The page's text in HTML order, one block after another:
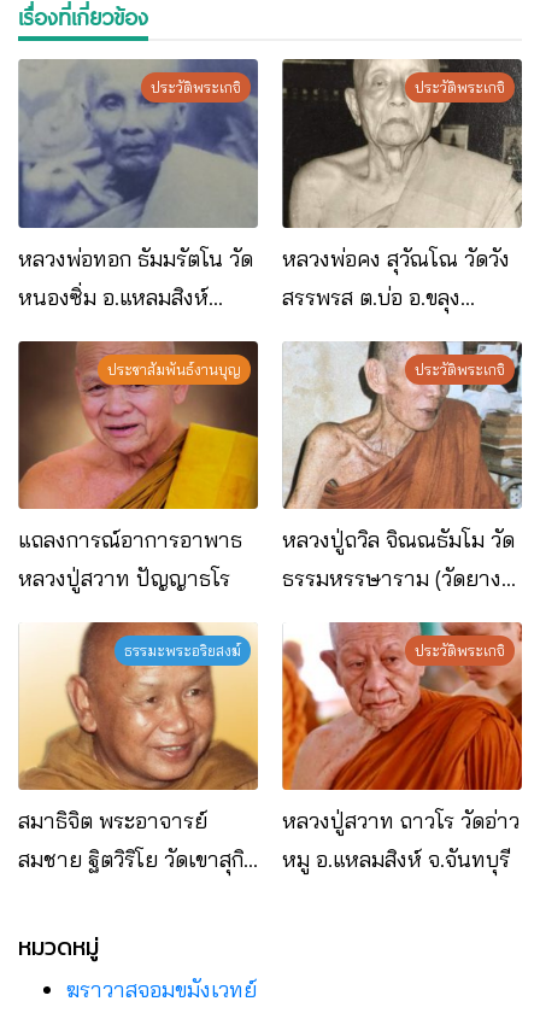
เรื่องที่เกี่ยวข้อง
ประวัติพระเกจิ
หลวงพ่อทอก ธัมมรัตโน วัด
หนองซิ่ม อ.แหลมสิงห์
จ.จันทบุรี
ประวัติพระเกจิ
หลวงพ่อคง สุวัณโณ วัดวัง
สรรพรส ต.บ่อ อ.ขลุง
จ.จันทบุรี
ประชาสัมพันธ์งานบุญ
แถลงการณ์อาการอาพาธ
หลวงปู่สวาท ปัญญาธโร
ประวัติพระเกจิ
หลวงปู่ถวิล จิณณธัมโม วัด
ธรรมหรรษาราม (วัดยาง
ระหง) อ.ท่าใหม่ จ.จันทบุรี
ธรรมะพระอริยสงฆ์
สมาธิจิต พระอาจารย์
สมชาย ฐิตวิริโย วัดเขาสุกิม
ประวัติพระเกจิ
หลวงปู่สวาท ถาวโร วัดอ่าว
หมู อ.แหลมสิงห์ จ.จันทบุรี
หมวดหมู่
ฆราวาสจอมขมังเวทย์